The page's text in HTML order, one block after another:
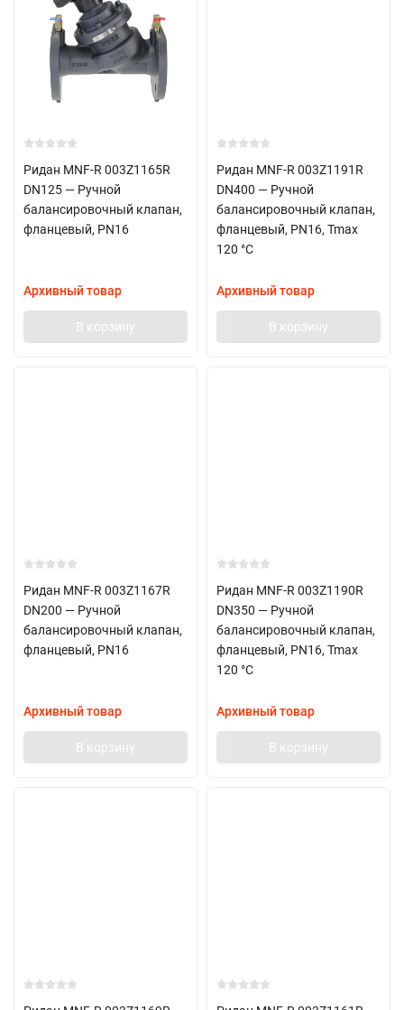
Ридан MNF-R 003Z1165R
DN125 — Ручной
балансировочный клапан,
фланцевый, PN16
Архивный товар
В корзину
Ридан MNF-R 003Z1191R
DN400 — Ручной
балансировочный клапан,
фланцевый, PN16, Tmax
120 °C
Архивный товар
В корзину
Ридан MNF-R 003Z1167R
DN200 — Ручной
балансировочный клапан,
фланцевый, PN16
Архивный товар
В корзину
Ридан MNF-R 003Z1190R
DN350 — Ручной
балансировочный клапан,
фланцевый, PN16, Tmax
120 °C
Архивный товар
В корзину